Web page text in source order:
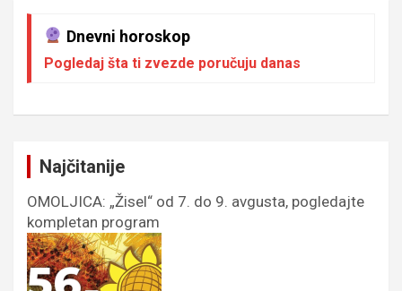
Dnevni horoskop
Pogledaj šta ti zvezde poručuju danas
Najčitanije
OMOLJICA: „Žisel“ od 7. do 9. avgusta, pogledajte
kompletan program